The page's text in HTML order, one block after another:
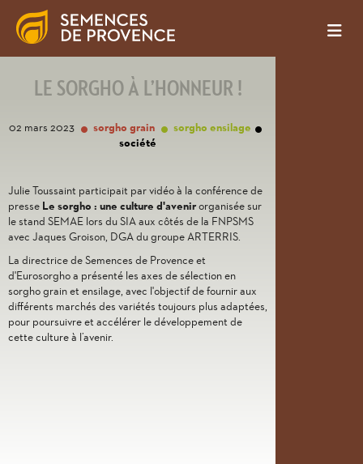
LE SORGHO À L’HONNEUR !
02 mars 2023 sorgho grain
sorgho ensilage
société
Julie Toussaint participait par vidéo à la conférence de
presse Le sorgho : une culture d'avenirorganisée sur
le stand SEMAE lors du SIA aux côtés de la FNPSMS
avec Jaques Groison, DGA du groupe ARTERRIS.
La directrice de Semences de Provence et
d'Eurosorgho a présenté les axes de sélection en
sorgho grain et ensilage, avec l'objectif de fournir aux
différents marchés des variétés toujours plus adaptées,
pour poursuivre et accélérer le développement de
cette culture à l’avenir.